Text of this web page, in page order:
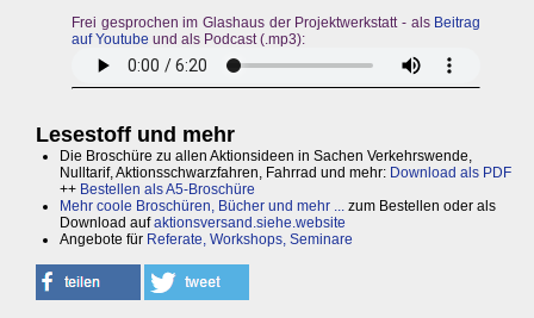
Frei gesprochen im Glashaus der Projektwerkstatt - als Beitrag
auf Youtube und als Podcast (.mp3):
Lesestoff und mehr
Die Broschüre zu allen Aktionsideen in Sachen Verkehrswende,
Nulltarif, Aktionsschwarzfahren, Fahrrad und mehr: Download als PDF
++ Bestellen als A5-Broschüre
Mehr coole Broschüren, Bücher und mehr ...
zum Bestellen oder als
Download aufaktionsversand.siehe.website
Angebote für Referate, Workshops, Seminare